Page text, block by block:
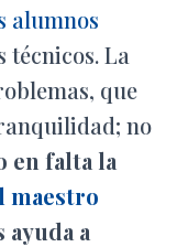
alumnos
técnicos. La
que
no
en falta la
maestro
ayuda a